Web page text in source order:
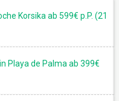
Korsika ab 599€ p.P. (21
Playa de Palma ab 399€